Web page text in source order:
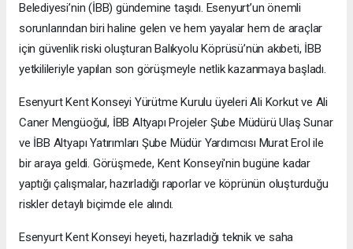
Belediyesi’nin (İBB) gündemine taşıdı. Esenyurt’un önemli
sorunlarından biri haline gelen ve hem yayalar hem de araçlar
için güvenlik riski oluşturan Balıkyolu Köprüsü’nün akıbeti, İBB
yetkilileriyle yapılan son görüşmeyle netlik kazanmaya başladı.
Esenyurt Kent Konseyi Yürütme Kurulu üyeleri Ali Korkut ve Ali
Caner Mengüoğul, İBB Altyapı Projeler Şube Müdürü Ulaş Sunar
ve İBB Altyapı Yatırımları Şube Müdür Yardımcısı Murat Erol ile
bir araya geldi. Görüşmede, Kent Konseyi'nin bugüne kadar
yaptığı çalışmalar, hazırladığı raporlar ve köprünün oluşturduğu
riskler detaylı biçimde ele alındı.
Esenyurt Kent Konseyi heyeti, hazırladığı teknik ve saha